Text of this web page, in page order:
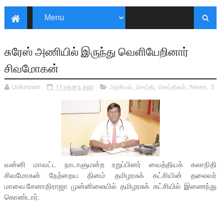
சுரேஸ் அணியில் இருந்து வெளியேறினார்
சிவமோகன்
Unknown 11 years ago அரசியல், செய்தி, செய்திகள், News, S
வன்னி மாவட்ட நாடாளுமன்ற உறுப்பினர் வைத்தியக் கலாநிதி
சிவமோகன் நேற்றைய தினம் தமிழரசுக் கட்சியின் தலைவர்
மாவை.சேனாதிராஜா முன்னிலையில் தமிழரசுக் கட்சியில் இணைந்து
கொண்டார்.